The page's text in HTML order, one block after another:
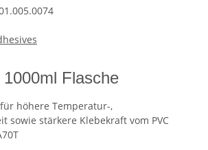
Flasche
höhere Temperatur-,
sowie stärkere Klebekraft vom PVC